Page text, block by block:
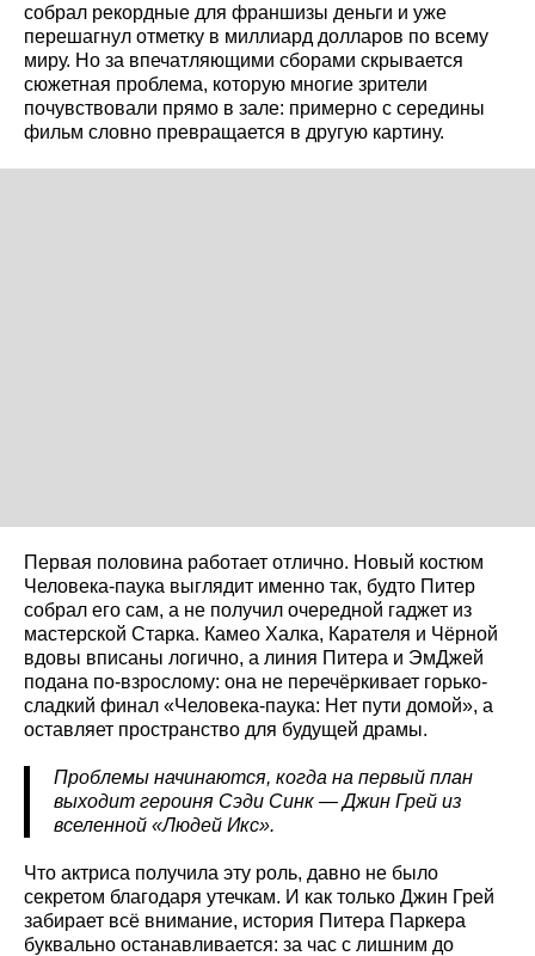
собрал рекордные для франшизы деньги и уже
перешагнул отметку в миллиард долларов по всему
миру. Но за впечатляющими сборами скрывается
сюжетная проблема, которую многие зрители
почувствовали прямо в зале: примерно с середины
фильм словно превращается в другую картину.
Первая половина работает отлично. Новый костюм
Человека-паука выглядит именно так, будто Питер
собрал его сам, а не получил очередной гаджет из
мастерской Старка. Камео Халка, Карателя и Чёрной
вдовы вписаны логично, а линия Питера и ЭмДжей
подана по-взрослому: она не перечёркивает горько-
сладкий финал «Человека-паука: Нет пути домой», а
оставляет пространство для будущей драмы.
Проблемы начинаются, когда на первый план
выходит героиня Сэди Синк — Джин Грей из
вселенной «Людей Икс».
Что актриса получила эту роль, давно не было
секретом благодаря утечкам. И как только Джин Грей
забирает всё внимание, история Питера Паркера
буквально останавливается: за час с лишним до